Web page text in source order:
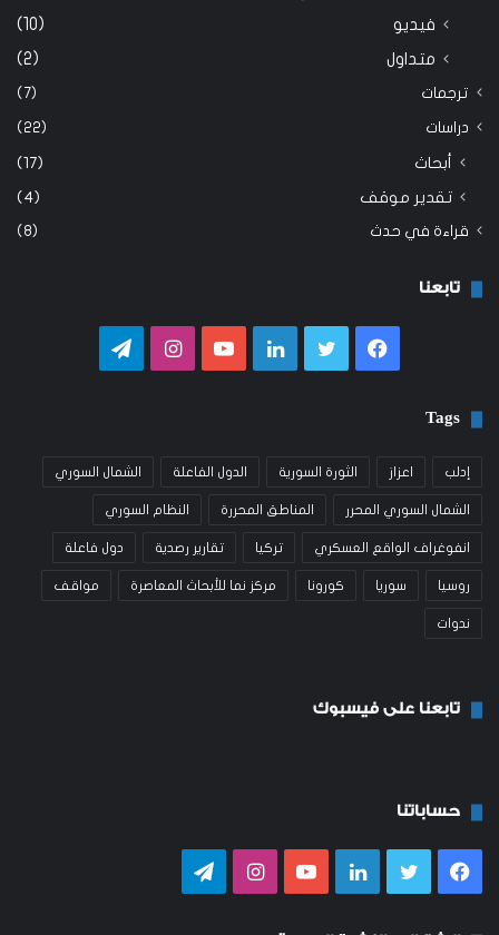
فيديو
(10)
متداول
(2)
ترجمات (7)
دراسات (22)
أبحاث (17)
تقدير موقف (4)
قراءة في حدث (8)
تابعنا
فيسبوكتويتر لينكدإنيوتيوبانستقرامتيلقرام
Tags
إدلب اعزاز الثورة السورية الدول الفاعلة الشمال السوري
الشمال السوري المحرر المناطق المحررة النظام السوري
انفوغراف الواقع العسكري تركيا تقارير رصدية دول فاعلة
روسيا سوريا كورونا مركز نما للأبحاث المعاصرة مواقف
ندوات
تابعنا على فيسبوك
حساباتنا
فيسبوكتويتر لينكدإنيوتيوبانستقرامتيلقرام